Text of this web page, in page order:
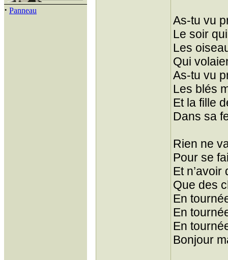
· Panneau
As-tu vu
Le soir
Les
Qui
As-tu vu
Les blés
Et la fille
Dans sa
Rien ne
Pour se
Et
Que des
En
En
En
Bonjour